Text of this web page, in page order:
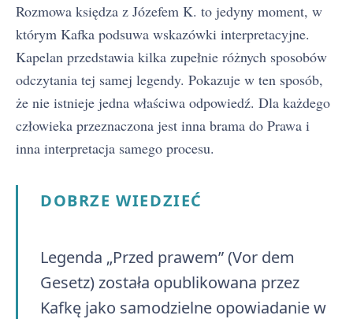
Rozmowa księdza z Józefem K. to jedyny moment, w
którym Kafka podsuwa wskazówki interpretacyjne.
Kapelan przedstawia kilka zupełnie różnych sposobów
odczytania tej samej legendy. Pokazuje w ten sposób,
że nie istnieje jedna właściwa odpowiedź. Dla każdego
człowieka przeznaczona jest inna brama do Prawa i
inna interpretacja samego procesu.
DOBRZE WIEDZIEĆ
Legenda „Przed prawem” (Vor dem
Gesetz) została opublikowana przez
Kafkę jako samodzielne opowiadanie w